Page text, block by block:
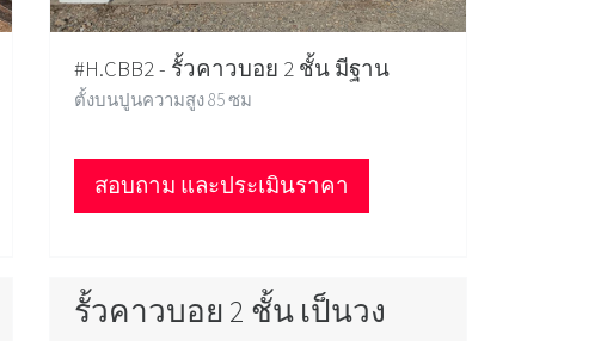
#H.CBB2 - รั้วคาวบอย 2 ชั้น มีฐาน
ตั้งบนปูนความสูง 85 ซม
สอบถาม และประเมินราคา
รั้วคาวบอย 2 ชั้น เป็นวง